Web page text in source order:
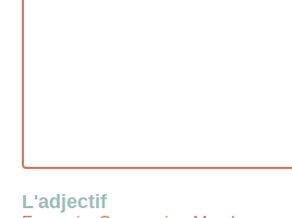
L'adjectif